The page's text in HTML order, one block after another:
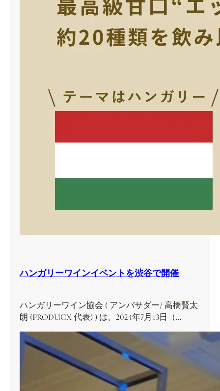
ハンガリーワインイベントを渋谷で開催
ハンガリーワイン協会 ( アンバサダー/ 高橋賢太
朗 (PRODUCX 代表) ) は、2024年7月13日（…